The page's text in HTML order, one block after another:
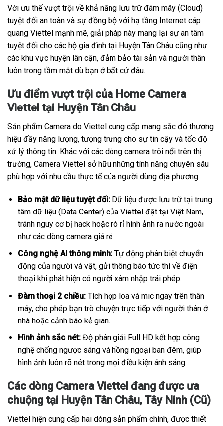
Với ưu thế vượt trội về khả năng lưu trữ đám mây (Cloud)
tuyệt đối an toàn và sự đồng bộ với hạ tầng Internet cáp
quang Viettel mạnh mẽ, giải pháp này mang lại sự an tâm
tuyệt đối cho các hộ gia đình tại Huyện Tân Châu cũng như
các khu vực huyện lân cận, đảm bảo tài sản và người thân
luôn trong tầm mắt dù bạn ở bất cứ đâu.
Ưu điểm vượt trội của Home Camera
Viettel tại Huyện Tân Châu
Sản phẩm Camera do Viettel cung cấp mang sắc đỏ thương
hiệu đầy năng lượng, tượng trưng cho sự tin cậy và tốc độ
xử lý thông tin. Khác với các dòng camera trôi nổi trên thị
trường, Camera Viettel sở hữu những tính năng chuyên sâu
phù hợp với nhu cầu thực tế của người dùng địa phương.
Bảo mật dữ liệu tuyệt đối:Dữ liệu được lưu trữ tại trung
tâm dữ liệu (Data Center) của Viettel đặt tại Việt Nam,
tránh nguy cơ bị hack hoặc rò rỉ hình ảnh ra nước ngoài
như các dòng camera giá rẻ.
Công nghệ AI thông minh:Tự động phân biệt chuyển
động của người và vật, gửi thông báo tức thì về điện
thoại khi phát hiện có người xâm nhập trái phép.
Đàm thoại 2 chiều:Tích hợp loa và mic ngay trên thân
máy, cho phép bạn trò chuyện trực tiếp với người thân ở
nhà hoặc cảnh báo kẻ gian.
Hình ảnh sắc nét:Độ phân giải Full HD kết hợp công
nghệ chống ngược sáng và hồng ngoại ban đêm, giúp
hình ảnh luôn rõ nét trong mọi điều kiện ánh sáng.
Các dòng Camera Viettel đang được ưa
chuộng tại Huyện Tân Châu, Tây Ninh (Cũ)
Viettel hiện cung cấp hai dòng sản phẩm chính, được thiết